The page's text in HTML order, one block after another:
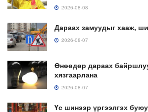
2026-08-08
Дараах замуудыг хааж,
2026-08-07
Өнөөдөр дараах
хязгаарлана
2026-08-07
Үс шинээр үргээлгэх